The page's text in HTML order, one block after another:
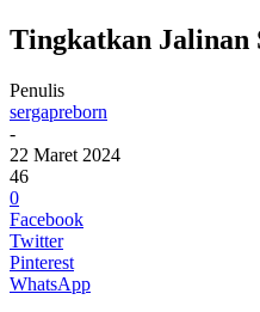
Tingkatkan Jalinan
Penulis
sergapreborn
-
22 Maret 2024
46
0
Facebook
Twitter
Pinterest
WhatsApp